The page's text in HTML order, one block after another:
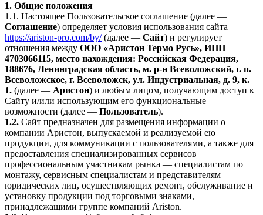
1. Общие положения
1.1. Настоящее Пользовательское соглашение (далее —
Соглашение) определяет условия использования сайта
https://ariston-pro.com/by/(далее — Сайт) и регулирует
отношения между ООО «Аристон Термо Русь», ИНН
4703066115, место нахождения: Российская Федерация,
188676, Ленинградская область, м. р-н Всеволожский, г. п.
Всеволожское, г. Всеволожск, ул. Индустриальная, д. 9, к.
1. (далее — Аристон) и любым лицом, получающим доступ к
Сайту и/или использующим его функциональные
возможности (далее — Пользователь).
1.2. Сайт предназначен для размещения информации о
компании Аристон, выпускаемой и реализуемой ею
продукции, для коммуникации с пользователями, а также для
предоставления специализированных сервисов
профессиональным участникам рынка — специалистам по
монтажу, сервисным специалистам и представителям
юридических лиц, осуществляющих ремонт, обслуживание и
установку продукции под торговыми знаками,
принадлежащими группе компаний Ariston.